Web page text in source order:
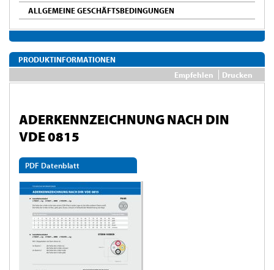
ALLGEMEINE GESCHÄFTSBEDINGUNGEN
PRODUKTINFORMATIONEN
Empfehlen
Drucken
ADERKENNZEICHNUNG NACH DIN
VDE 0815
PDF Datenblatt